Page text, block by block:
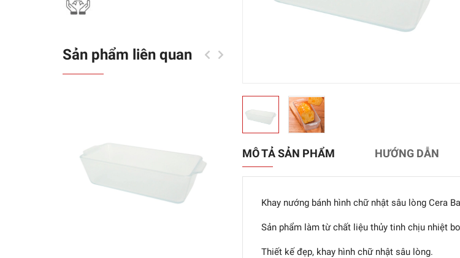
MÔ TẢ SẢN PHẨM HƯỚNG DẪN
Khay nướng bánh hình chữ nhật sâu lòng Cera
Sản phẩm làm từ chất liệu thủy tinh chịu nhiệt
Thiết kế đẹp, khay hình chữ nhật sâu lòng.
Sản phẩm liên quan